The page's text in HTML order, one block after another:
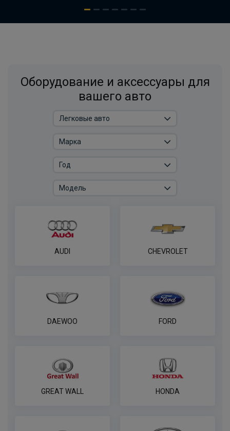
Оборудование и аксессуары для
вашего авто
AUDI CHEVROLET
DAEWOO FORD
GREAT WALL HONDA